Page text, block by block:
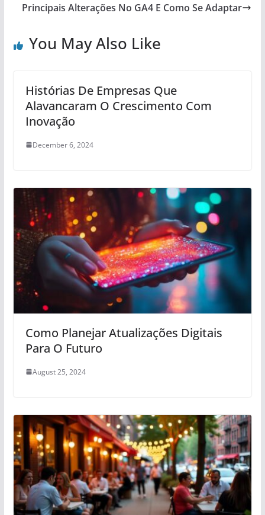
Principais Alterações No GA4 E Como Se Adaptar
You May Also Like
Histórias De Empresas Que
Alavancaram O Crescimento Com
Inovação
December 6, 2024
Como Planejar Atualizações Digitais
Para O Futuro
August 25, 2024